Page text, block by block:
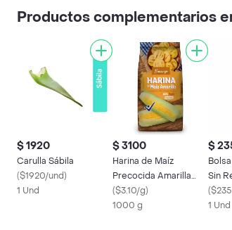
Productos complementarios
$ 1920
Carulla Sábila
($1920/und)
1 Und
$ 3100
Harina de Maíz
Precocida Amarilla
Frescampo
($3.10/g)
1000 g
$
Sin
(
1 Und